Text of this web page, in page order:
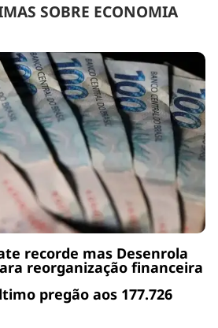
SOBRE ECONOMIA
recorde mas Desenrola
reorganização financeira
pregão aos 177.726